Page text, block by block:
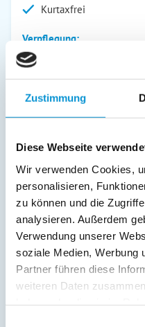
Zustimmung
Diese Webseite
Wir verwenden Cookies,
personalisieren,
zu können und die
analysieren. Außerdem
Verwendung unserer
soziale Medien, Werbung
Partner führen diese
weiteren Daten
Kurtaxfrei
Verpflegung:
Sonstiges:
Bettwäsche- und
Haustieraufpreis 5 €/Tag
Beschreibung
Der eine mag es sich an
Sandstrand zu räkeln oder
Der andere genießt in der
Wanderung durch einen
Nachmittag die
bei einem Tee mit Rum.
Wie es auch sei, bei uns